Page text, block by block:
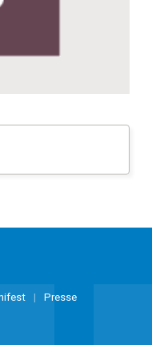
Presse